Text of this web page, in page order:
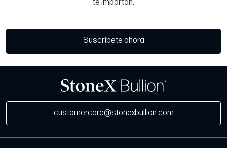
te importan.
Suscríbete ahora
customercare@stonexbullion.com